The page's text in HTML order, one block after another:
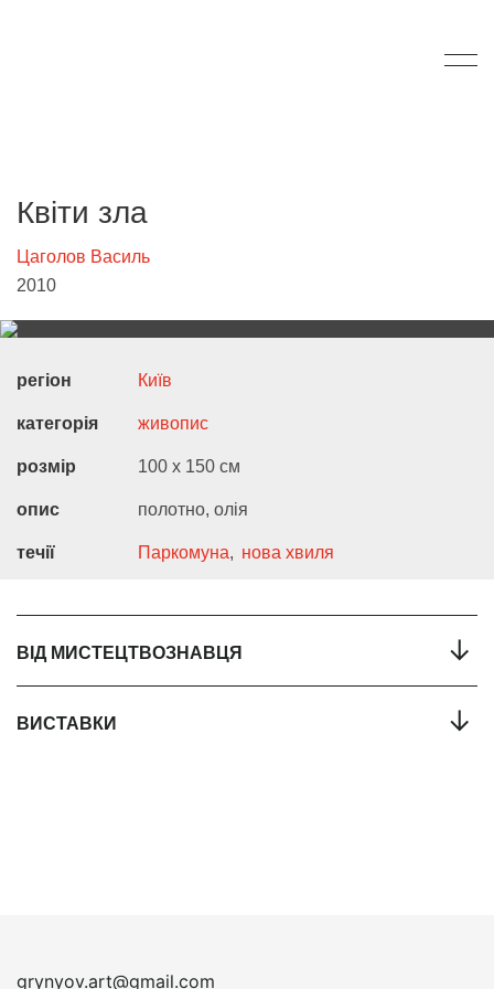
Квіти зла
Цаголов Василь
2010
регіон Київ
категорія живопис
розмір 100 х 150 см
опис полотно, олія
течії Паркомуна нова хвиля
ВІД МИСТЕЦТВОЗНАВЦЯ ←
ВИСТАВКИ ←
grynyov.art@gmail.com